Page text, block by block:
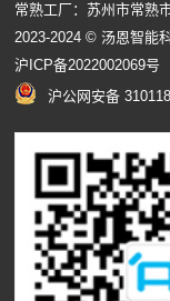
常熟工厂：苏州市常熟
2023-2024 © 汤恩智能
沪ICP备2022002069号
沪公网安备